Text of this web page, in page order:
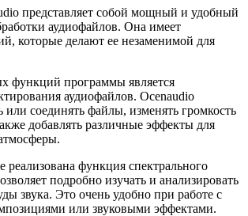
представляет собой мощный и удобный
аудиофайлов. Она имеет
которые делают ее незаменимой для
функций программы является
аудиофайлов. Ocenaudio
или соединять файлы, изменять громкость
добавлять различные эффекты для
реализована функция спектрального
подробно изучать и анализировать
звука. Это очень удобно при работе с
или звуковыми эффектами.